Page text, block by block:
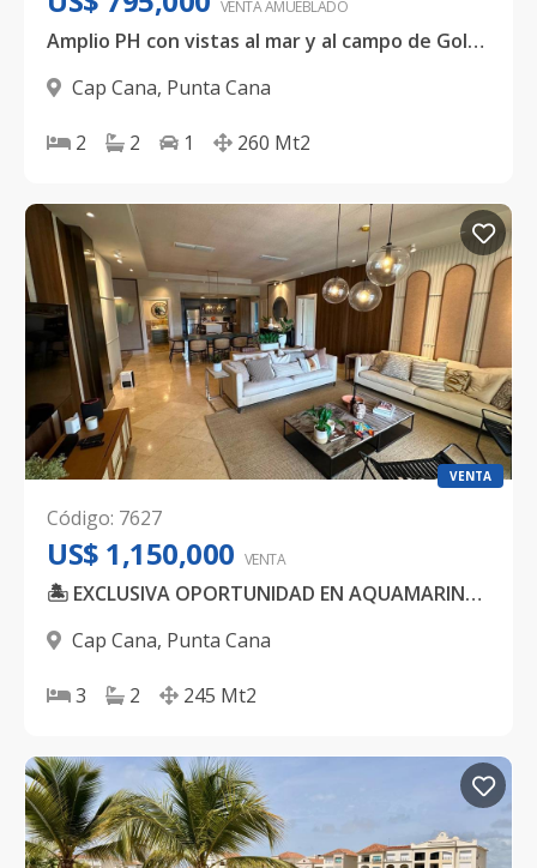
VENTA AMUEBLADO
Amplio PH con vistas al mar y al campo de Golf en Cap Cana
Cap Cana, Punta Cana
2 2 1 260 Mt2
VENTA
Código: 7627
US$ 1,150,000 VENTA
🏝️ EXCLUSIVA OPORTUNIDAD EN AQUAMARINA, CAP CANA ⚓✨
Cap Cana, Punta Cana
3 2 245 Mt2